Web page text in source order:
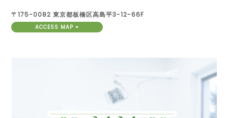
〒175-0082 東京都板橋区高島平3-12-66F
ACCESS MAP